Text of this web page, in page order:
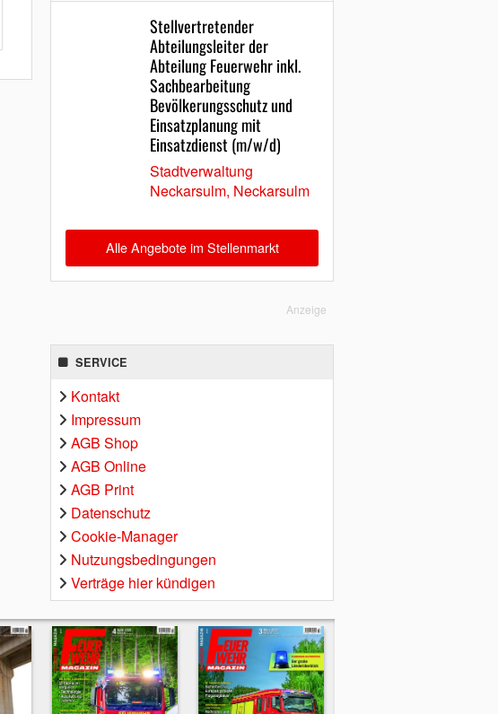
Stellvertretender
Abteilungsleiter der
Abteilung Feuerwehr inkl.
Sachbearbeitung
Bevölkerungsschutz und
Einsatzplanung mit
Einsatzdienst (m/w/d)
Stadtverwaltung
Neckarsulm, Neckarsulm
Alle Angebote im Stellenmarkt
Anzeige
SERVICE
Kontakt
Impressum
AGB Shop
AGB Online
AGB Print
Datenschutz
Cookie-Manager
Nutzungsbedingungen
Verträge hier kündigen